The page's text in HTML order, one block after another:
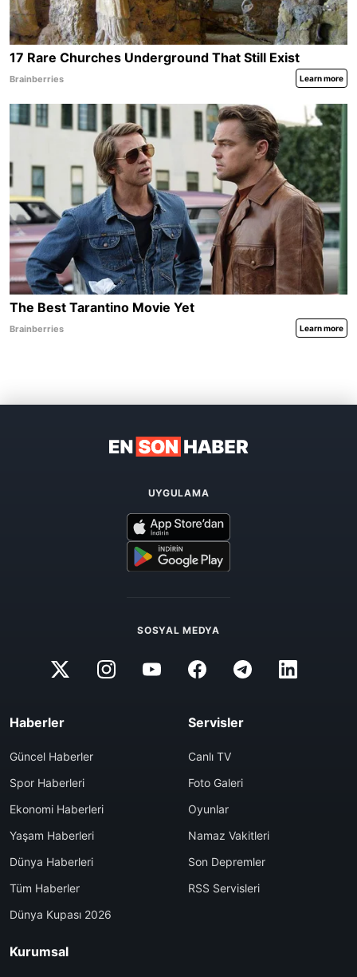
UYGULAMA
SOSYAL MEDYA
Haberler
Güncel Haberler
Spor Haberleri
Ekonomi Haberleri
Yaşam Haberleri
Dünya Haberleri
Tüm Haberler
Dünya Kupası 2026
Servisler
Canlı TV
Foto Galeri
Oyunlar
Namaz Vakitleri
Son Depremler
RSS Servisleri
Kurumsal